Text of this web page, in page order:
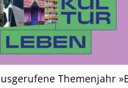
Themenjahr